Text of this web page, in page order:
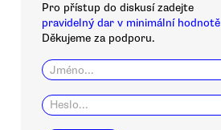
Pro přístup do diskusí zadejte
pravidelný dar v minimální
Děkujeme za podporu.